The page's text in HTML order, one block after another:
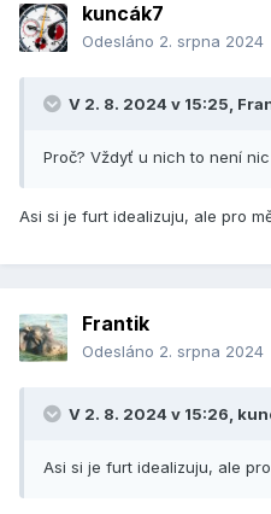
kuncák7
Odesláno 2. srpna 2024
V 2. 8. 2024 v 15:25,
Proč? Vždyť u nich to není
Asi si je furt idealizuju, ale pro
Frantik
Odesláno 2. srpna 2024
V 2. 8. 2024 v 15:26,
Asi si je furt idealizuju, ale